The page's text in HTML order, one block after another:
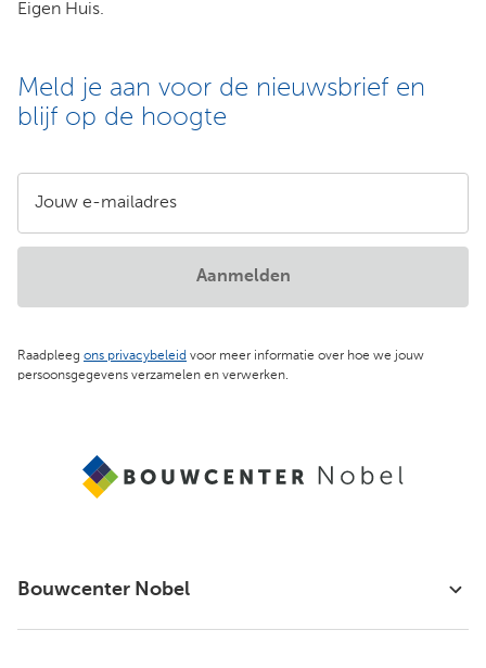
Eigen Huis.
Meld je aan voor de nieuwsbrief en
blijf op de hoogte
Jouw e-mailadres
Raadpleeg ons privacybeleid voor meer informatie over hoe we jouw
persoonsgegevens verzamelen en verwerken.
Aanmelden
Bouwcenter Nobel